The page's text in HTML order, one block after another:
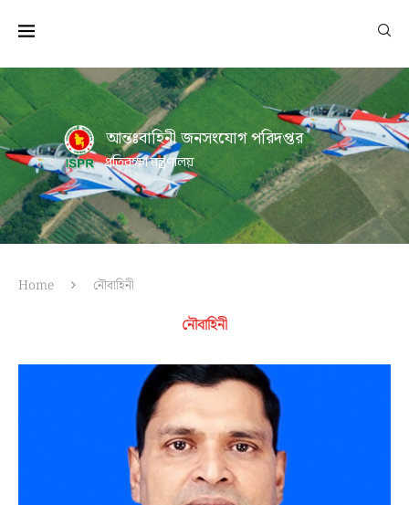
আন্তঃবাহিনী জনসংযোগ পরিদপ্তর
প্রতিরক্ষা মন্ত্রণালয়
Home নৌবাহিনী
নৌবাহিনী